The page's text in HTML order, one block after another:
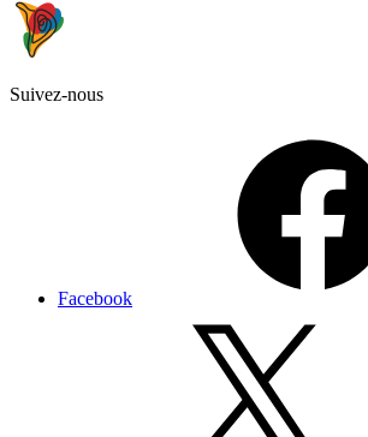
Suivez-nous
Facebook